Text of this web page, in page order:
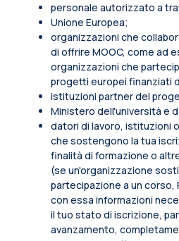
personale autorizzato a
Unione Europea;
organizzazioni che
di offrire MOOC, come ad
organizzazioni che
progetti europei finanziati
istituzioni partner del
Ministero dell'università e
datori di lavoro, istituzioni
che sostengono la tua
finalità di formazione o
(se un'organizzazione
partecipazione a un corso,
con essa informazioni
il tuo stato di iscrizione,
avanzamento,